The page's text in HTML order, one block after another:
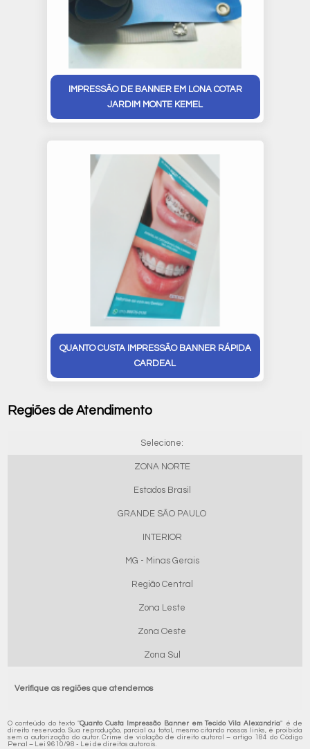
IMPRESSÃO DE BANNER EM LONA COTAR
JARDIM MONTE KEMEL
QUANTO CUSTA IMPRESSÃO BANNER RÁPIDA
CARDEAL
Regiões de Atendimento
Selecione:
ZONA NORTE
Estados Brasil
GRANDE SÃO PAULO
INTERIOR
MG - Minas Gerais
Região Central
Zona Leste
Zona Oeste
Zona Sul
Verifique as regiões que atendemos
O conteúdo do texto "Quanto Custa Impressão Banner em Tecido Vila Alexandria" é de
direito reservado. Sua reprodução, parcial ou total, mesmo citando nossos links, é proibida
sem a autorização do autor. Crime de violação de direito autoral – artigo 184 do Código
Penal – Lei 9610/98 - Lei de direitos autorais.